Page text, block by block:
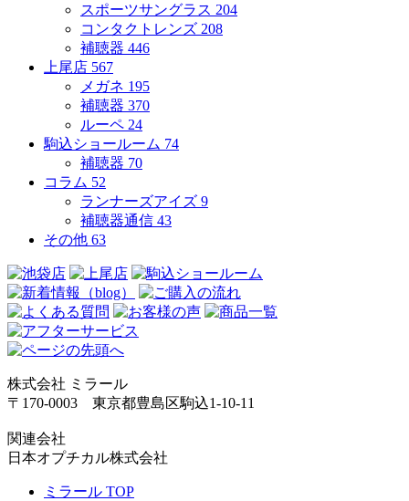
スポーツサングラス 204
コンタクトレンズ 208
補聴器 446
上尾店 567
メガネ 195
補聴器 370
ルーペ 24
駒込ショールーム 74
補聴器 70
コラム 52
ランナーズアイズ 9
補聴器通信 43
その他 63
株式会社 ミラール
〒170-0003 東京都豊島区駒込1-10-11
関連会社
日本オプチカル株式会社
ミラール TOP